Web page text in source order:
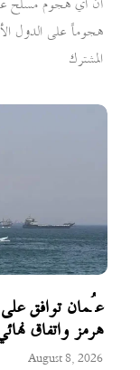
هجوماً على الدول
المشترك
عُمان توافق
هرمز واتفاق
August 8, 2026